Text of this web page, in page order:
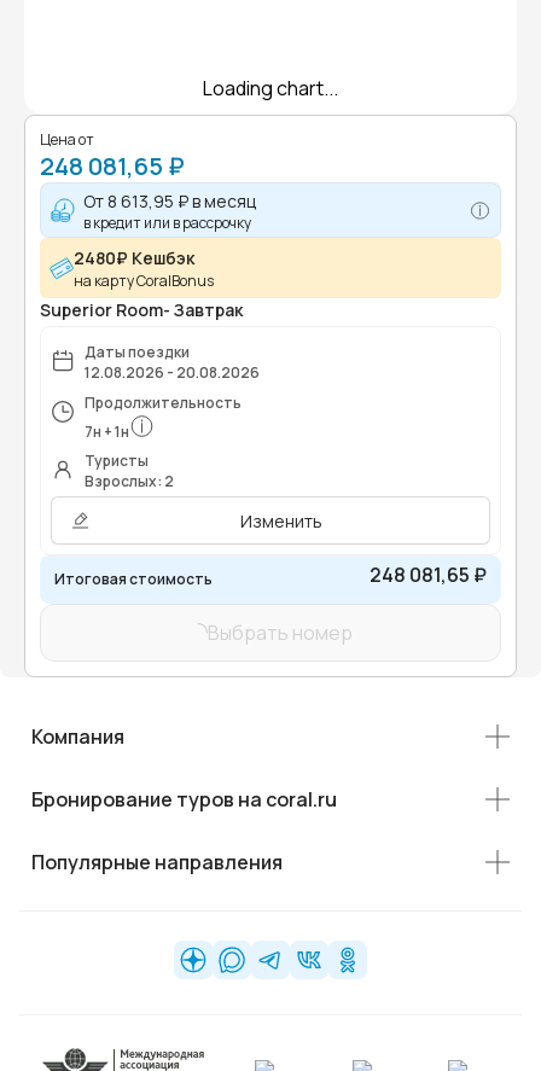
Loading chart...
Цена от
248 081,65 ₽
От 8 613,95 ₽в месяц
в кредит или в рассрочку
2480₽ Кешбэк
на карту CoralBonus
Superior Room- Завтрак
Даты поездки
12.08.2026 - 20.08.2026
Продолжительность
7н +1н
Туристы
Взрослых: 2
Изменить
Итоговая стоимость 248 081,65 ₽
Выбрать номер
Компания
Бронирование туров на coral.ru
Популярные направления